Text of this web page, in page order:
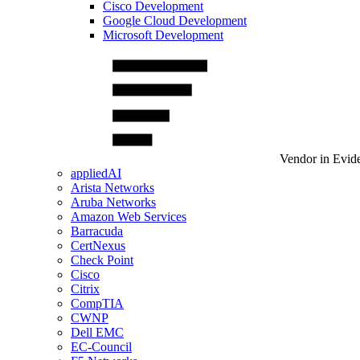
Cisco Development
Google Cloud Development
Microsoft Development
Vendor in
appliedAI
Arista Networks
Aruba Networks
Amazon Web Services
Barracuda
CertNexus
Check Point
Cisco
Citrix
CompTIA
CWNP
Dell EMC
EC-Council